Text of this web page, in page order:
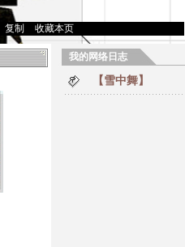
复制 收藏本页
我的网络日志
【雪中舞】